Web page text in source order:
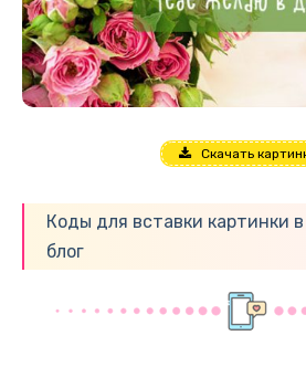
Скачать
Коды для вставки картинки
блог